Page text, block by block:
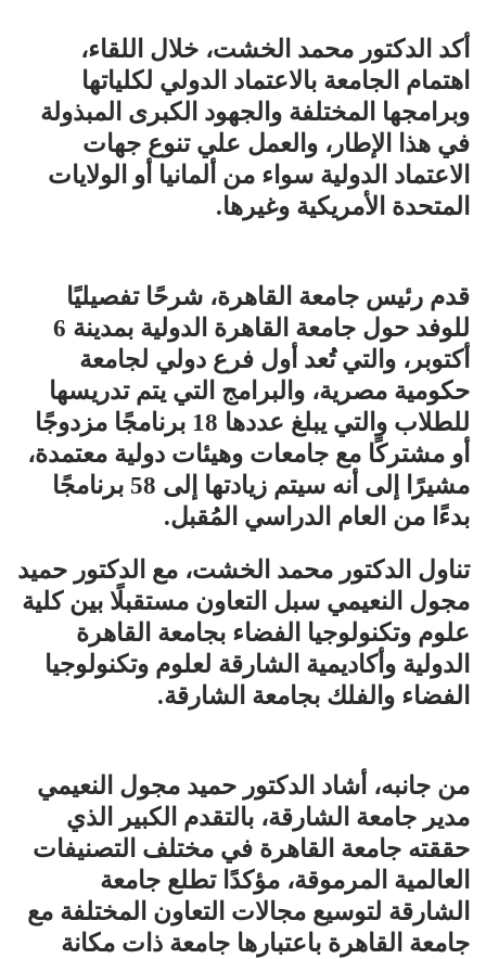
أكد الدكتور محمد الخشت، خلال اللقاء،
اهتمام الجامعة بالاعتماد الدولي لكلياتها
وبرامجها المختلفة والجهود الكبرى المبذولة
في هذا الإطار، والعمل علي تنوع جهات
الاعتماد الدولية سواء من ألمانيا أو الولايات
المتحدة الأمريكية وغيرها.
قدم رئيس جامعة القاهرة، شرحًا تفصيليًا
للوفد حول جامعة القاهرة الدولية بمدينة 6
أكتوبر، والتي تُعد أول فرع دولي لجامعة
حكومية مصرية، والبرامج التي يتم تدريسها
للطلاب والتي يبلغ عددها 18 برنامجًا مزدوجًا
أو مشتركًا مع جامعات وهيئات دولية معتمدة،
مشيرًا إلى أنه سيتم زيادتها إلى 58 برنامجًا
بدءًا من العام الدراسي المُقبل.
تناول الدكتور محمد الخشت، مع الدكتور حميد
مجول النعيمي سبل التعاون مستقبلًا بين كلية
علوم وتكنولوجيا الفضاء بجامعة القاهرة
الدولية وأكاديمية الشارقة لعلوم وتكنولوجيا
الفضاء والفلك بجامعة الشارقة.
من جانبه، أشاد الدكتور حميد مجول النعيمي
مدير جامعة الشارقة، بالتقدم الكبير الذي
حققته جامعة القاهرة في مختلف التصنيفات
العالمية المرموقة، مؤكدًا تطلع جامعة
الشارقة لتوسيع مجالات التعاون المختلفة مع
جامعة القاهرة باعتبارها جامعة ذات مكانة